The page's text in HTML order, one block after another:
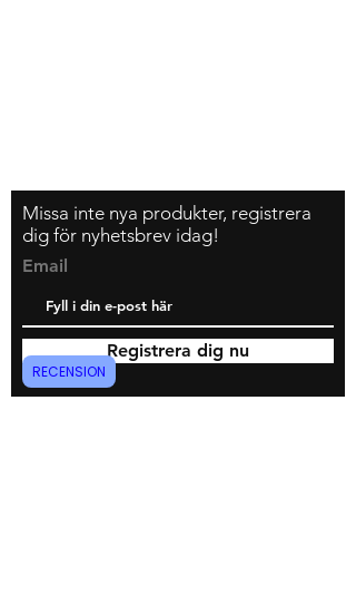
Missa inte nya produkter, registrera
dig för nyhetsbrev idag!
Email
Registrera dig nu
RECENSION